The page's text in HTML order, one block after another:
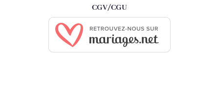
CGV/CGU